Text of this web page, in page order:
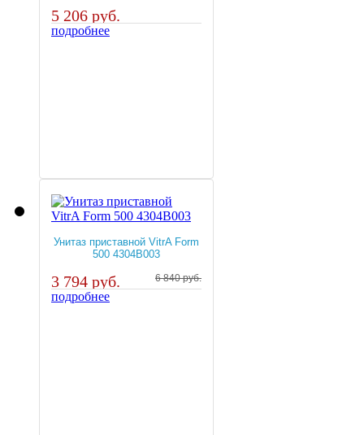
5 206 руб.
подробнее
Унитаз приставной VitrA Form
500 4304B003
6 840 руб.
3 794 руб.
подробнее